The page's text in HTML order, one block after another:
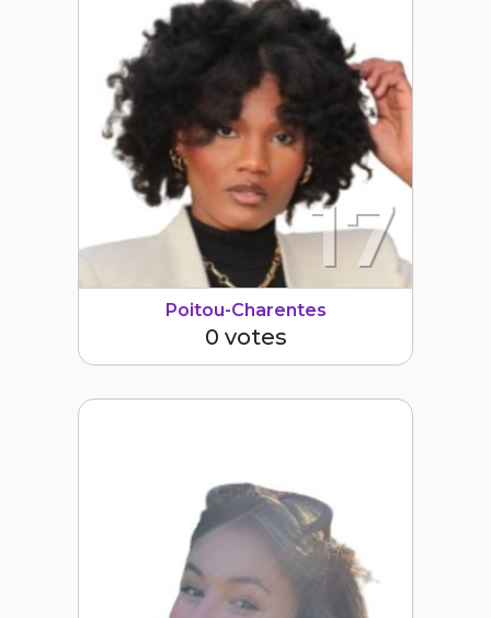
17
Poitou-Charentes
0 votes